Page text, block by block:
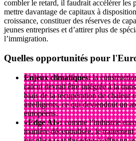
combler le retard, il faudrait accélérer les
mettre davantage de capitaux à
croissance, constituer des réserves de
jeunes entreprises et d’attirer plus de
l’immigration.
Quelles opportunités pour
Enjeux climatiques:la
calcul devrait être intégrée à la
biais de la récupération de chaleur
intelligents, ce qui deviendrait un
européens.
«Edge AI»:comme l’industrie
manière décentralisée, le